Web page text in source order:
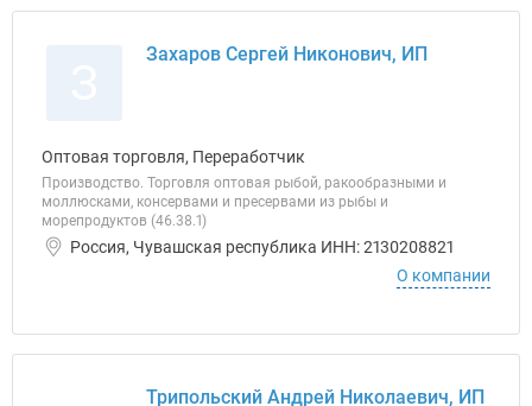
Захаров Сергей Никонович, ИП
Оптовая торговля, Переработчик
Производство. Торговля оптовая рыбой, ракообразными и
моллюсками, консервами и пресервами из рыбы и
морепродуктов (46.38.1)
Россия, Чувашская республика ИНН: 2130208821
О компании
Трипольский Андрей Николаевич, ИП